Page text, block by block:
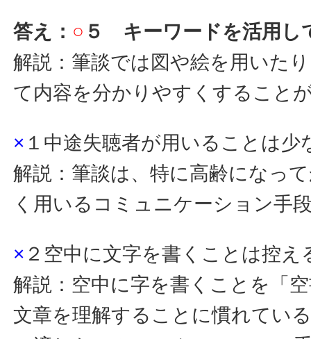
答え： ○ ５ キーワードを活用し
解説：筆談では図や絵を用いた
て内容を分かりやすくすること
× １中途失聴者が用いることは少
解説：筆談は、特に高齢になっ
く用いるコミュニケーション手
× ２空中に文字を書くことは控え
解説：空中に字を書くことを「
文章を理解することに慣れてい